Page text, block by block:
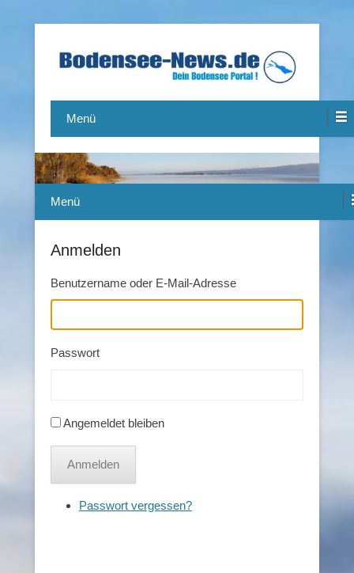
Bodensee-News.de
Menü
Menü
Anmelden
Benutzername oder E-Mail-Adresse
Passwort
Angemeldet bleiben
Anmelden
Passwort vergessen?